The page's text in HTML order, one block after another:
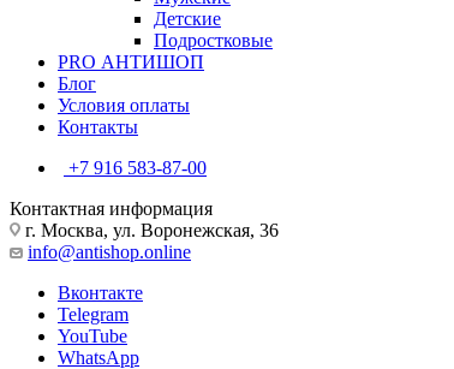
Детские
Подростковые
PRO АНТИШОП
Блог
Условия оплаты
Контакты
+7 916 583-87-00
Контактная информация
г. Москва, ул. Воронежская, 36
info@antishop.online
Вконтакте
Telegram
YouTube
WhatsApp